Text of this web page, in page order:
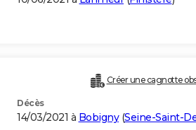
Créer une cagnotte
Décès
14/03/2021 à Bobigny(Seine-Saint-